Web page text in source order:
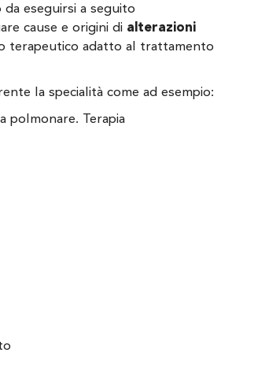
eseguirsi a seguito
cause e origini di alterazioni
terapeutico adatto al trattamento
la specialità come ad esempio:
polmonare. Terapia